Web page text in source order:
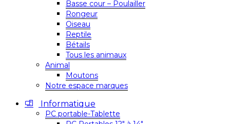
Basse cour – Poulailler
Rongeur
Oiseau
Reptile
Bétails
Tous les animaux
Animal
Moutons
Notre espace marques
Informatique
PC portable-Tablette